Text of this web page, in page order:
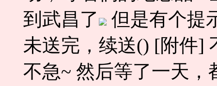
到武昌了
但是有个提
未送完，续送() [附件]
不急~ 然后等了一天